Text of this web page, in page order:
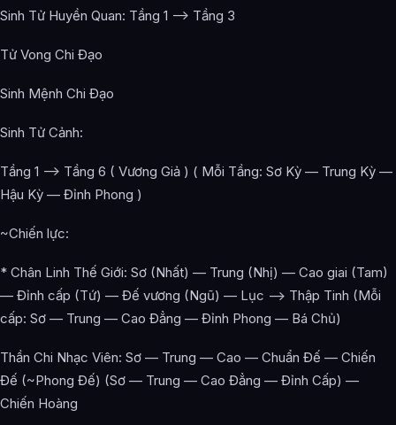
Sinh Tử Huyền Quan: Tầng 1 —-> Tầng 3
Tử Vong Chi Đạo
Sinh Mệnh Chi Đạo
Sinh Tử Cảnh:
Tầng 1 —-> Tầng 6 ( Vương Giả ) ( Mỗi Tầng: Sơ Kỳ — Trung Kỳ —
Hậu Kỳ — Đỉnh Phong )
~Chiến lực:
* Chân Linh Thế Giới: Sơ (Nhất) — Trung (Nhị) — Cao giai (Tam)
— Đỉnh cấp (Tứ) — Đế vương (Ngũ) — Lục —-> Thập Tinh (Mỗi
cấp: Sơ — Trung — Cao Đẳng — Đỉnh Phong — Bá Chủ)
Thần Chi Nhạc Viên: Sơ — Trung — Cao — Chuẩn Đế — Chiến
Đế (~Phong Đế) (Sơ — Trung — Cao Đẳng — Đỉnh Cấp) —
Chiến Hoàng